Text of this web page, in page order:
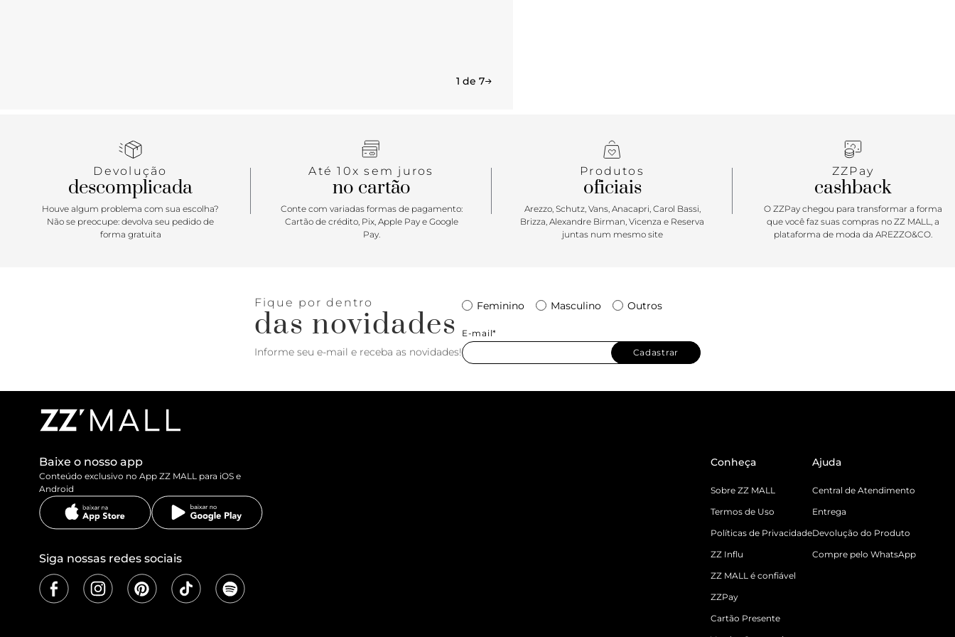
1 de 7
Devolução
descomplicada
Houve algum problema com sua escolha?
Não se preocupe: devolva seu pedido de
forma gratuita
Até 10x sem juros
no cartão
Conte com variadas formas de pagamento:
Cartão de crédito, Pix, Apple Pay e Google
Pay.
Produtos
oficiais
Arezzo, Schutz, Vans, Anacapri, Carol Bassi,
Brizza, Alexandre Birman, Vicenza e Reserva
juntas num mesmo site
ZZPay
cashback
O ZZPay chegou para transformar a forma
que você faz suas compras no ZZ MALL, a
plataforma de moda da AREZZO&CO.
Fique por dentro
das novidades
Informe seu e-mail e receba as novidades!
Feminino Masculino Outros
E-mail*
Cadastrar
Baixe o nosso app
Conteúdo exclusivo no App ZZ MALL para iOS e
Android
Siga nossas redes sociais
Conheça
Sobre ZZ MALL
Termos de Uso
Políticas de Privacidade
ZZ Influ
ZZ MALL é confiável
ZZPay
Cartão Presente
Ajuda
Central de Atendimento
Entrega
Devolução do Produto
Compre pelo WhatsApp